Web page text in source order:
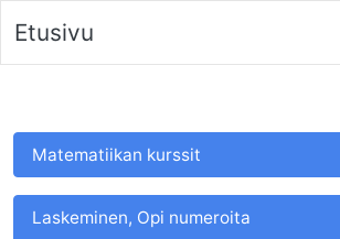
Etusivu
Matematiikan kurssit
Laskeminen, Opi numeroita